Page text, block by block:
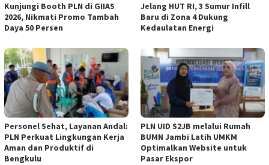
Kunjungi Booth PLN di GIIAS
2026, Nikmati Promo Tambah
Daya 50 Persen
Jelang HUT RI, 3 Sumur Infill
Baru di Zona 4 Dukung
Kedaulatan Energi
Personel Sehat, Layanan Andal:
PLN Perkuat Lingkungan Kerja
Aman dan Produktif di
Bengkulu
PLN UID S2JB melalui Rumah
BUMN Jambi Latih UMKM
Optimalkan Website untuk
Pasar Ekspor